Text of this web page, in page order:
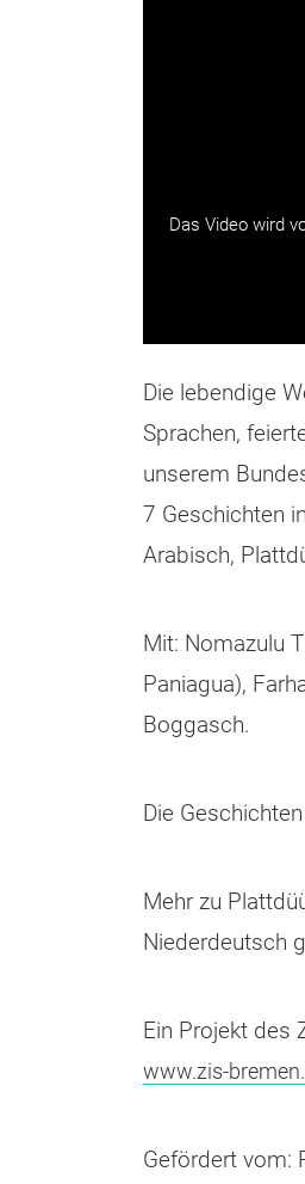
Das Video wird
Die lebendige
Sprachen,
unserem
7 Geschichten
Arabisch,
Mit: Nomazulu
Paniagua),
Boggasch.
Die
Mehr zu
Niederdeutsch
Ein Projekt des
www.zis-
Gefördert vom: